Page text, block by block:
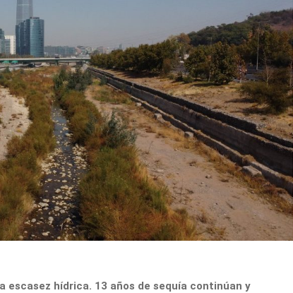
escasez hídrica. 13 años de sequía continúan y